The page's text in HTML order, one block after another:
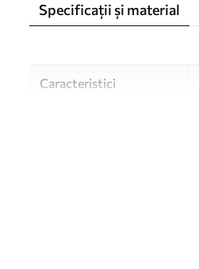
Specificații și material
Caracteristici